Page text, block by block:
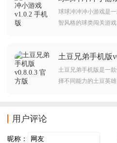
载游玩。
球球冲冲冲小游戏是
智风格的球类闯关游
障碍，从而获得游戏
土豆兄弟手机版
土豆兄弟手机版是一
择不同能力的土豆英
用户评论
昵称：